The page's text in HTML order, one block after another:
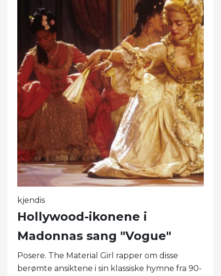
kjendis
Hollywood-ikonene i
Madonnas sang "Vogue"
Posere. The Material Girl rapper om disse
berømte ansiktene i sin klassiske hymne fra 90-